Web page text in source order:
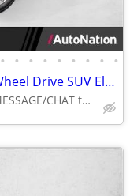
• • • • • • • • •
2019 Audi e-tron Prestige AWD All Wheel Drive SUV Electric AUTONATION
Call (855) 927-1218 or MESSAGE/CHAT to confirm availability